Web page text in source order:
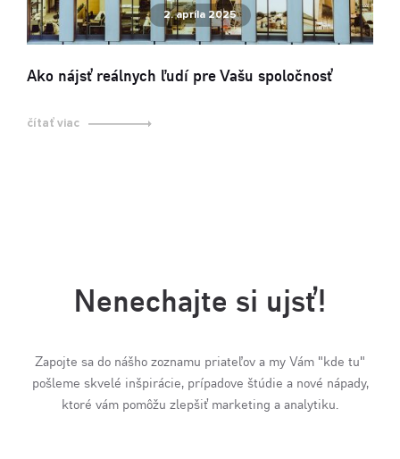
2. apríla 2025
Ako nájsť reálnych ľudí pre Vašu spoločnosť
čítať viac
Nenechajte si ujsť!
Zapojte sa do nášho zoznamu priateľov a my Vám "kde tu"
pošleme skvelé inšpirácie, prípadove štúdie a nové nápady,
ktoré vám pomôžu zlepšiť marketing a analytiku.